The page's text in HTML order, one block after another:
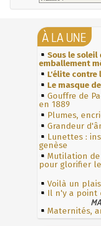
À LA UNE
Sous le
emballement
L'élite contre
Le masque
Gouffre de
en 1889
Plumes,
Grandeur
Lunettes :
genèse
Mutilation
pour glorifier
Voilà un
Il n'y a point
Maternités,